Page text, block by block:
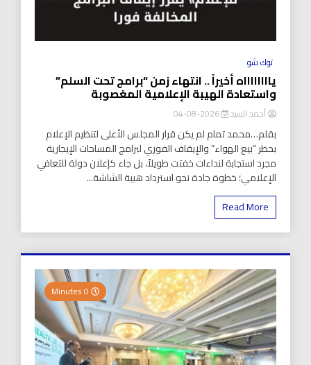
توك شو
يااااااااه أخيراً .. انتهاء زمن “برامج تحت السلم”
واستعادة الهيبة الإعلامية المغصوبة
أحمد السيد 2026-08-04
بقلم…محمد تمام لم يكن قرار المجلس الأعلى لتنظيم الإعلام
بحظر “بيع الهواء” والإيقاف الفوري لبرامج المساحات الإيجارية
مجرد استجابة لنداءات خفتت طويلاً، بل جاء كإعلان دولة للتعافي
الإعلامي؛ خطوة جادة نحو استرداد هيبة الشاشة...
Read More